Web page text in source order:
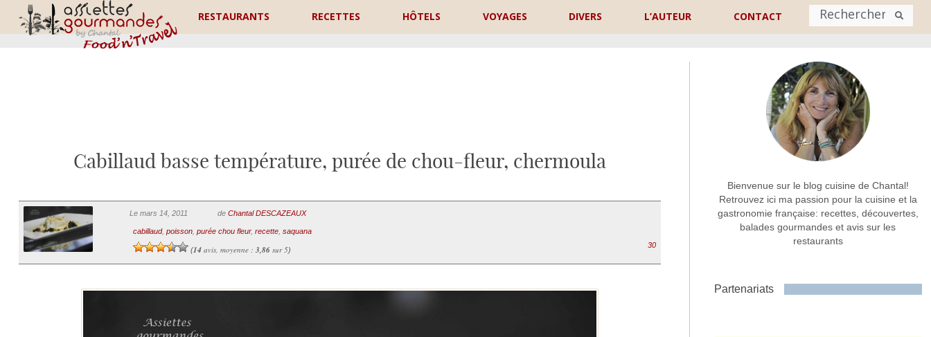
RESTAURANTS RECETTES HÔTELS VOYAGES DIVERS L’AUTEUR CONTACT
Nom
Commentaire ou message *
Cabillaud basse température, purée de chou-fleur, chermoula
Le mars 14, 2011 de Chantal DESCAZEAUX
cabillaud, poisson, purée chou fleur, recette, saquana
(14avis, moyenne : 3,86sur 5)
30
Bienvenue sur le blog cuisine de Chantal!
Retrouvez ici ma passion pour la cuisine et la
gastronomie française: recettes, découvertes,
balades gourmandes et avis sur les
restaurants
Partenariats